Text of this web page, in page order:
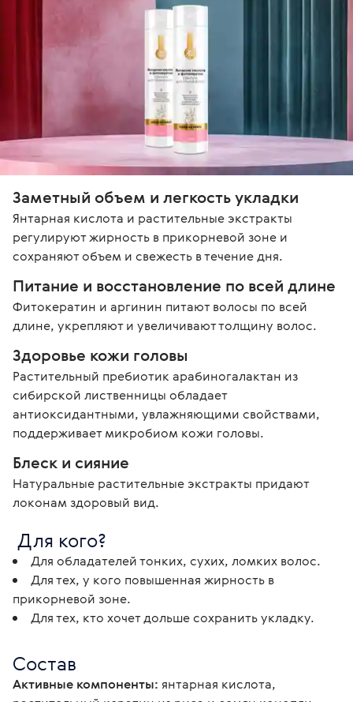
Заметный объем и легкость укладки
Янтарная кислота и растительные экстракты
регулируют жирность в прикорневой зоне и
сохраняют объем и свежесть в течение дня.
Питание и восстановление по всей длине
Фитокератин и аргинин питают волосы по всей
длине, укрепляют и увеличивают толщину волос.
Здоровье кожи головы
Растительный пребиотик арабиногалактан из
сибирской лиственницы обладает
антиоксидантными, увлажняющими свойствами,
поддерживает микробиом кожи головы.
Блеск и сияние
Натуральные растительные экстракты придают
локонам здоровый вид.
Для кого?
Для обладателей тонких, сухих, ломких волос.
Для тех, у кого повышенная жирность в
прикорневой зоне.
Для тех, кто хочет дольше сохранить укладку.
Состав
Активные компоненты: янтарная кислота,